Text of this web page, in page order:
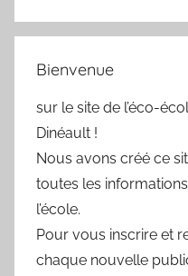
Bienvenue
sur le site de l’éco-
Dinéault !
Nous avons créé ce
toutes les
l’école.
Pour vous inscrire et
chaque nouvelle